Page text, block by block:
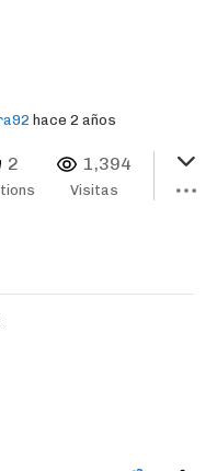
hace 2 años
2 1,394
Visitas